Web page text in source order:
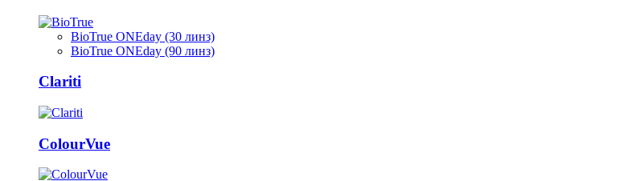
BioTrue ONEday (30 линз)
BioTrue ONEday (90 линз)
Clariti
ColourVue